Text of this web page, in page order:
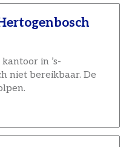
in ’s-
niet bereikbaar. De